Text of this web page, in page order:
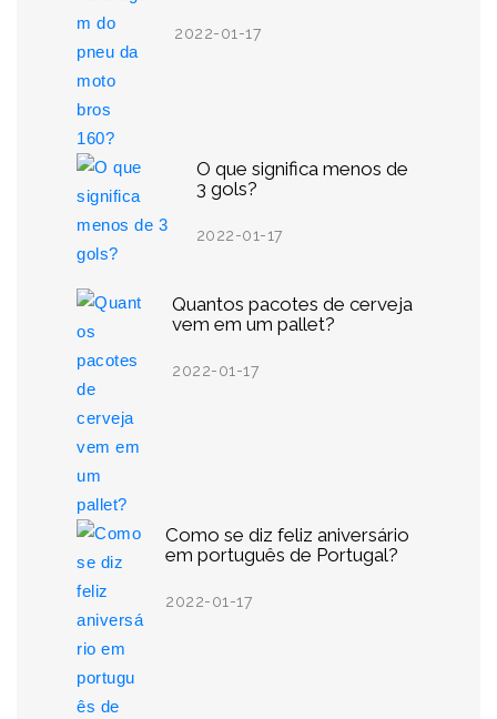
2022-01-17
O que significa menos de
3 gols?
2022-01-17
Quantos pacotes de cerveja
vem em um pallet?
2022-01-17
Como se diz feliz aniversário
em português de Portugal?
2022-01-17